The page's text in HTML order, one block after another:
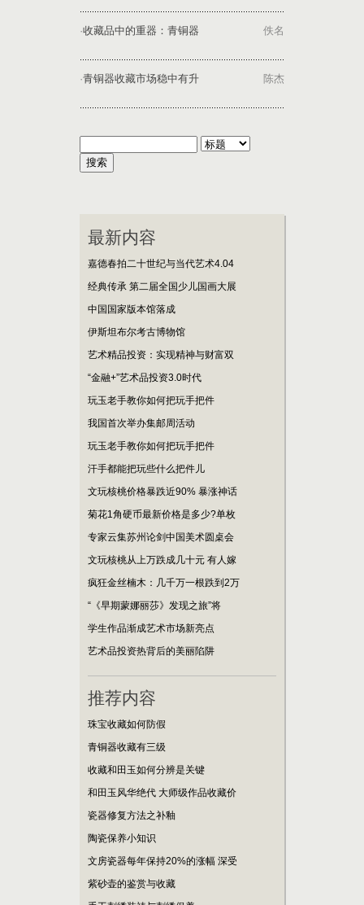
·收藏品中的重器：青铜器 佚名
·青铜器收藏市场稳中有升 陈杰
最新内容
嘉德春拍二十世纪与当代艺术4.04
经典传承 第二届全国少儿国画大展
中国国家版本馆落成
伊斯坦布尔考古博物馆
艺术精品投资：实现精神与财富双
“金融+”艺术品投资3.0时代
玩玉老手教你如何把玩手把件
我国首次举办集邮周活动
玩玉老手教你如何把玩手把件
汗手都能把玩些什么把件儿
文玩核桃价格暴跌近90% 暴涨神话
菊花1角硬币最新价格是多少?单枚
专家云集苏州论剑中国美术圆桌会
文玩核桃从上万跌成几十元 有人嫁
疯狂金丝楠木：几千万一根跌到2万
“《早期蒙娜丽莎》发现之旅”将
学生作品渐成艺术市场新亮点
艺术品投资热背后的美丽陷阱
推荐内容
珠宝收藏如何防假
青铜器收藏有三级
收藏和田玉如何分辨是关键
和田玉风华绝代 大师级作品收藏价
瓷器修复方法之补釉
陶瓷保养小知识
文房瓷器每年保持20%的涨幅 深受
紫砂壶的鉴赏与收藏